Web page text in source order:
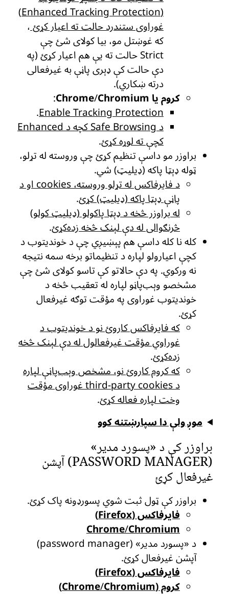
(Enhanced Tracking Protection)
غوراوی ستندرد حالت ته اعیار کړئ ،
که غوښتل مو، بیا کولای شئ چې
Strict حالت ته یې هم اعیار کړئ (په
دې حالت کې ډېری پاڼې به غیرفعالی
درته ښکاري).
کروم یا Chrome
/Chromium
:
Enable Tracking Protection
.
د Safe Browsing کچه د Enhanced
کچې ته لوړه کړئ.
براوزر مو داسې تنظیم کړئ چې وروسته له تړلو،
ټوله ډېټا پاکه (ډیلیټ) شي.
د فایرفاکس له تړلو وروسته، cookies او د
پاڼې ډېټا پاکه (ډیلیټ) کړئ.
له براوزر څخه د ډېټا پاکولو (ډیلیټ کولو)
څرنګوالی له دې لېنک څخه زده‌کړئ.
کله نا کله داسې هم پېښیږي چې د خوندیتوب د
کچې اعیارولو لپاره د تنظیماتو برخه سمه نتیجه
نه ورکوي. په دې حالاتو کې تاسو کولای شئ چې
مشخصو وېب‌پاڼو لپاره له تعقیب څخه د
خوندیتوب غوراوی په مؤقت توګه غیرفعال
کړئ.
که فایرفاکس کاروئ نو د خوندیتوب د
غوراوي مؤقت غیرفعالول له دې لېنک څخه
زده‌کړئ.
که کروم کاروئ نو، مشخص وېب‌پاڼې لپاره
د third-party cookies غوراوی مؤقت
وخت لپاره فعاله کړئ.
موږ ولې دا سپارښتنه کوو
براوزر کې د «پسورد مدیر»
(PASSWORD MANAGER) آپشن
غیرفعال کړئ
براوزر کې ټول ثبت شوي پسورډونه پاک کړئ.
فایرفاکس (Firefox)
Chrome/Chromium
د «پسورد مدیر» (password manager)
آپشن غیرفعال کړئ.
فایرفاکس (Firefox)
کروم (Chrome
/Chromium)